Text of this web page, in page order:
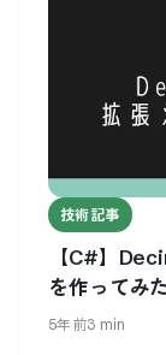
技術記事
【C#】
を作ってみた
5年前3 min